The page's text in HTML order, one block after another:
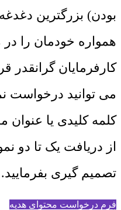
بودن) بزرگترین
همواره خودمان را
کارفرمایان گرانقدر
می توانید درخواست
کلمه کلیدی یا عنوان
از دریافت یک تا دو
تصمیم گیری بفرمایید.
فرم درخواست محتوای هدیه